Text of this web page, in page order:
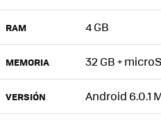
RAM 4 GB
MEMORIA 32 GB +
VERSIÓN Android 6.0.1